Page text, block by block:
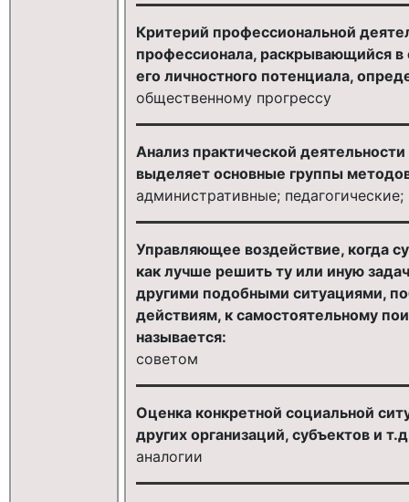
Критерий профессиональной
профессионала, раскрывающийся
его личностного потенциала,
общественному прогрессу
Анализ практической
выделяет основные группы
административные;
Управляющее воздействие, когда
как лучше решить ту или иную
другими подобными ситуациями,
действиям, к самостоятельному
называется:
советом
Оценка конкретной социальной
других организаций, субъектов и
аналогии